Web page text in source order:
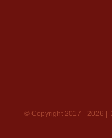
© Copyright 2017 - 2026 |